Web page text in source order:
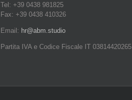
Tel: +39 0438 981825
Fax: +39 0438 410326
Email: hr@abm.studio
Partita IVA e Codice Fiscale IT 03814420265